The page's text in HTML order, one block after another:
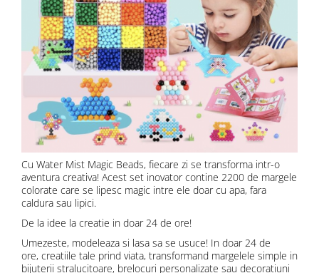
Cu Water Mist Magic Beads, fiecare zi se transforma intr-o
aventura creativa! Acest set inovator contine 2200 de margele
colorate care se lipesc magic intre ele doar cu apa, fara
caldura sau lipici.
De la idee la creatie in doar 24 de ore!
Umezeste, modeleaza si lasa sa se usuce! In doar 24 de
ore, creatiile tale prind viata, transformand margelele simple in
bijuterii stralucitoare, brelocuri personalizate sau decoratiuni